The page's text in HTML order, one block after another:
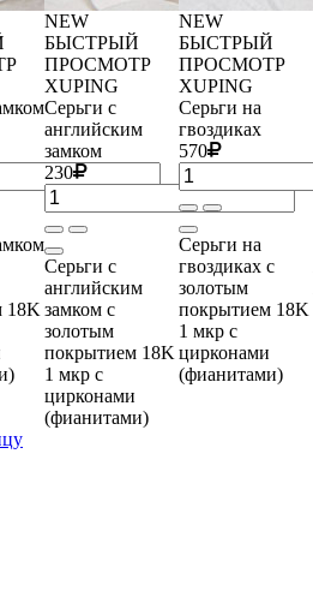
18K
NEW
БЫСТРЫЙ
ПРОСМОТР
XUPING
Серьги с
английским
замком
230
Серьги с
английским
замком с
золотым
покрытием 18K
1 мкр с
цирконами
(фианитами)
NEW
БЫСТРЫЙ
ПРОСМОТР
XUPING
Серьги на
гвоздиках
570
Серьги на
гвоздиках с
золотым
покрытием 18K
1 мкр с
цирконами
(фианитами)